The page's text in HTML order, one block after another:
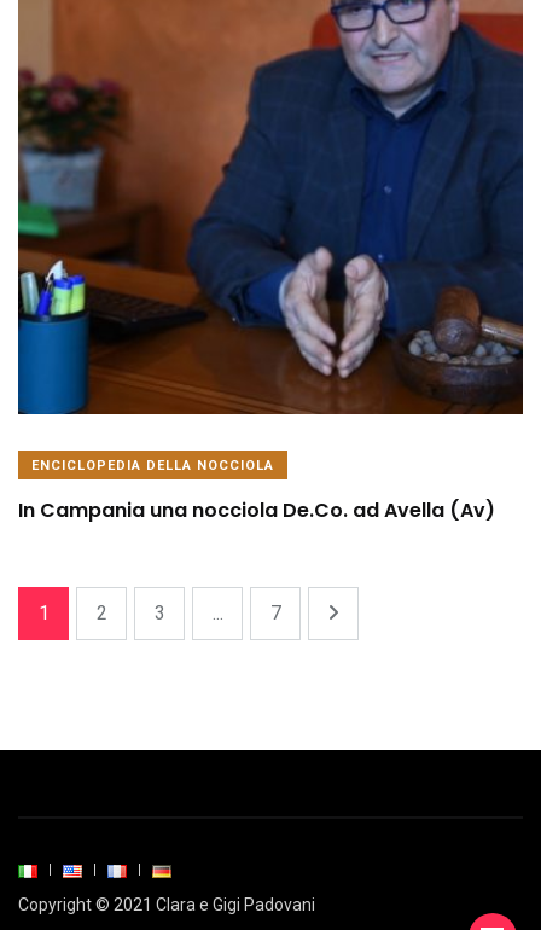
ENCICLOPEDIA DELLA NOCCIOLA
In Campania una nocciola De.Co. ad Avella (Av)
1 2 3 ... 7
Copyright © 2021 Clara e Gigi Padovani